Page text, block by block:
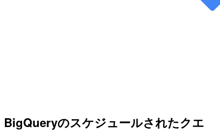
BigQueryのスケジュールされたクエ